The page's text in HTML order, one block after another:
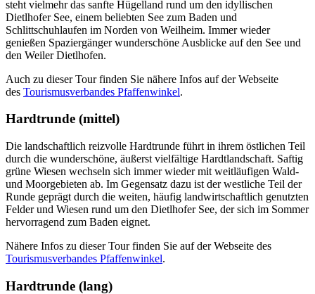
steht vielmehr das sanfte Hügelland rund um den idyllischen
Dietlhofer See, einem beliebten See zum Baden und
Schlittschuhlaufen im Norden von Weilheim. Immer wieder
genießen Spaziergänger wunderschöne Ausblicke auf den See und
den Weiler Dietlhofen.
Auch zu dieserTourfinden Sie nähere Infos auf der Webseite
des Tourismusverbandes Pfaffenwinkel.
Hardtrunde (mittel)
Die landschaftlich reizvolle Hardtrunde führt in ihrem östlichen Teil
durch die wunderschöne, äußerst vielfältige Hardtlandschaft. Saftig
grüne Wiesen wechseln sich immer wieder mit weitläufigen Wald-
und Moorgebieten ab. Im Gegensatz dazu ist der westliche Teil der
Runde geprägt durch die weiten, häufig landwirtschaftlich genutzten
Felder und Wiesen rund um den Dietlhofer See, der sich im Sommer
hervorragend zum Baden eignet.
Nähere Infos zu dieserTourfinden Sie auf der Webseite des
Tourismusverbandes Pfaffenwinkel.
Hardtrunde (lang)